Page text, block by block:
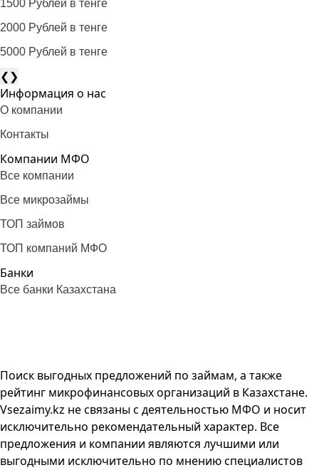
1500 Рублей в тенге
2000 Рублей в тенге
5000 Рублей в тенге
❮❯
Информация о нас
О компании
Контакты
Компании МФО
Все компании
Все микрозаймы
ТОП займов
ТОП компаний МФО
Банки
Все банки Казахстана
Поиск выгодных предложений по займам, а также
рейтинг микрофинансовых организаций в Казахстане.
Vsezaimy.kz не связаны с деятельностью МФО и носит
исключительно рекомендательный характер. Все
предложения и компании являются лучшими или
выгодными исключительно по мнению специалистов